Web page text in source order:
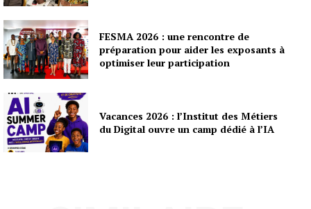
FESMA 2026 : une rencontre de
préparation pour aider les exposants à
optimiser leur participation
Vacances 2026 : l’Institut des Métiers
du Digital ouvre un camp dédié à l’IA